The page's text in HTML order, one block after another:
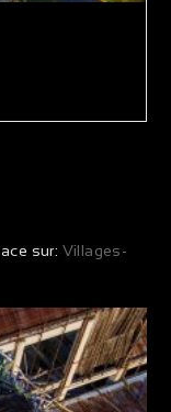
sur: Villages-